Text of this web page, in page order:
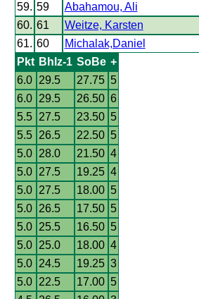
59. 59 Abahamou, Ali
60. 61 Weitze, Karsten
61. 60 Michalak,Daniel
Pkt Bhlz-1 SoBe +
6.0
29.5 27.75 5
6.0
29.5 26.50 6
5.5
27.5 23.50 5
5.5
26.5 22.50 5
5.0
28.0 21.50 4
5.0
27.5 19.25 4
5.0
27.5 18.00 5
5.0
26.5 17.50 5
5.0
25.5 16.50 5
5.0
25.0 18.00 4
5.0
24.5 19.25 3
5.0
22.5 17.00 5